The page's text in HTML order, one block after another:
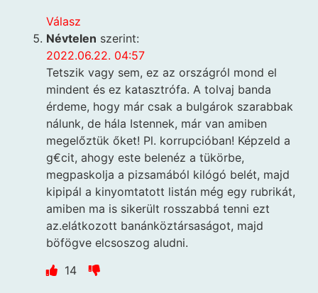
Válasz
Névtelen szerint:
2022.06.22. 04:57
Tetszik vagy sem, ez az országról mond el
mindent és ez katasztrófa. A tolvaj banda
érdeme, hogy már csak a bulgárok szarabbak
nálunk, de hála Istennek, már van amiben
megelőztük őket! Pl. korrupcióban! Képzeld a
g€cit, ahogy este belenéz a tükörbe,
megpaskolja a pizsamából kilógó belét, majd
kipipál a kinyomtatott listán még egy rubrikát,
amiben ma is sikerült rosszabbá tenni ezt
az.elátkozott banánköztársaságot, majd
böfögve elcsoszog aludni.
14